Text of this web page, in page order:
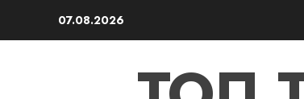
07.08.2026